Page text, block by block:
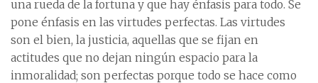
una rueda de la fortuna y que hay énfasis para todo. Se
pone énfasis en las virtudes perfectas. Las virtudes
son el bien, la justicia, aquellas que se fijan en
actitudes que no dejan ningún espacio para la
inmoralidad; son perfectas porque todo se hace como